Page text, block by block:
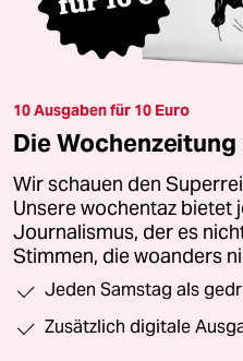
10 Ausgaben für 10 Euro
Die
Wir schauen den
Unsere wochentaz bietet
Journalismus, der es
Stimmen, die woanders
Jeden Samstag als
Zusätzlich digitale